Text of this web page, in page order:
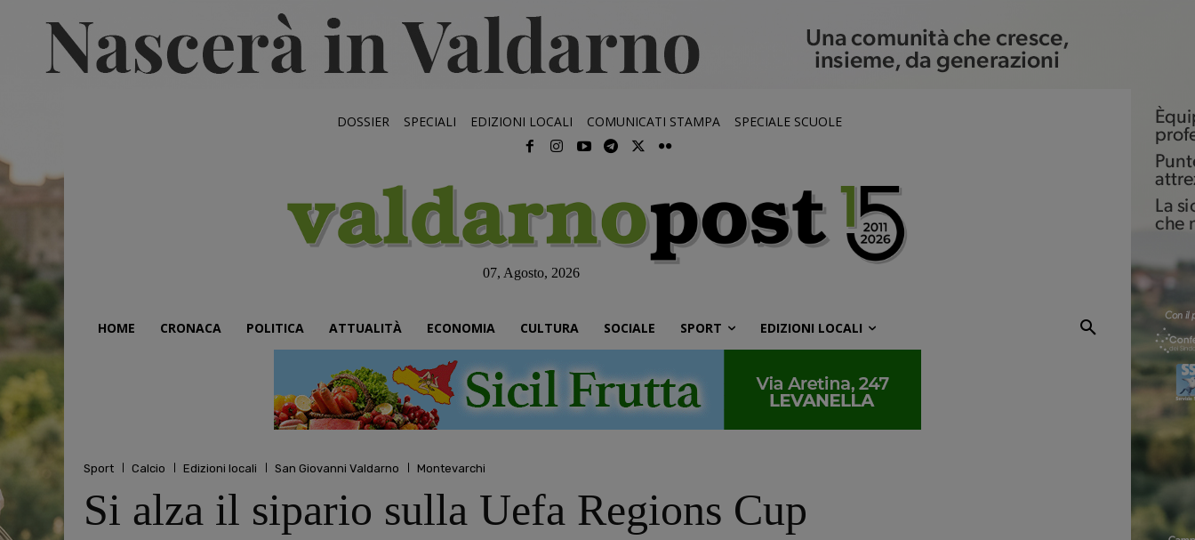
DOSSIER SPECIALI EDIZIONI LOCALI COMUNICATI STAMPA SPECIALE SCUOLE
07, Agosto, 2026
HOME CRONACA POLITICA ATTUALITÀ ECONOMIA CULTURA SOCIALE SPORT EDIZIONI LOCALI
Sport Calcio Edizioni locali San Giovanni Valdarno Montevarchi
Si alza il sipario sulla Uefa Regions Cup